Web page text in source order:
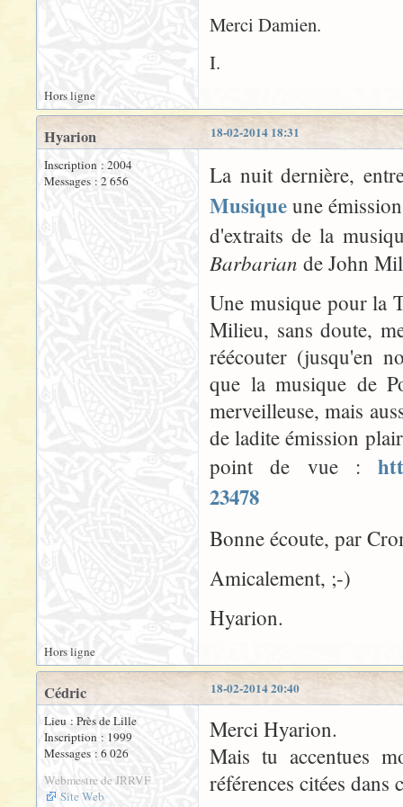
Merci Damien.
I.
Hors ligne
18-02-2014 18:31
Hyarion
Inscription : 2004
Messages : 2 656
La nuit dernière,
Musique une
d'extraits de la
Barbarian de John
Une musique pour la
Milieu, sans doute,
réécouter (jusqu'en
que la musique de
merveilleuse, mais
de ladite émission
point de vue :
23478
Bonne écoute, par
Amicalement, ;-)
Hyarion.
Hors ligne
18-02-2014 20:40
Cédric
Lieu : Près de Lille
Inscription : 1999
Messages : 6 026
Webmestre de JRRVF
Site Web
Merci Hyarion.
Mais tu accentues
références citées dans